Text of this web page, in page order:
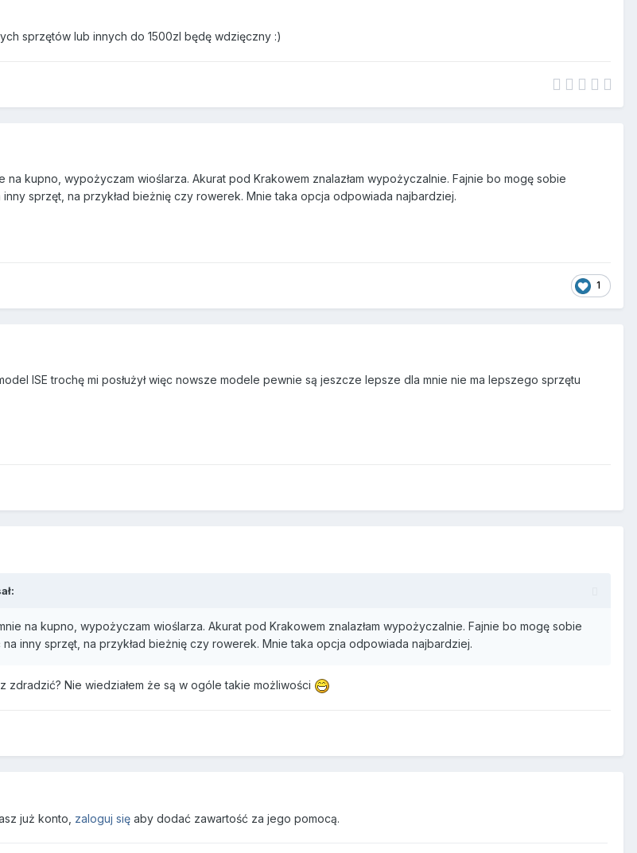
sprzętów lub innych do 1500zl będę wdzięczny :)
na kupno, wypożyczam wioślarza. Akurat pod Krakowem znalazłam wypożyczalnie. Fajnie bo mogę sobie
sprzęt, na przykład bieżnię czy rowerek. Mnie taka opcja odpowiada najbardziej.
1
ISE trochę mi posłużył więc nowsze modele pewnie są jeszcze lepsze dla mnie nie ma lepszego sprzętu
na kupno, wypożyczam wioślarza. Akurat pod Krakowem znalazłam wypożyczalnie. Fajnie bo mogę sobie
inny sprzęt, na przykład bieżnię czy rowerek. Mnie taka opcja odpowiada najbardziej.
Nie wiedziałem że są w ogóle takie możliwości
już konto, zaloguj się aby dodać zawartość za jego pomocą.